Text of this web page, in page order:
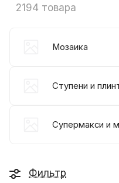
2194 товара
Мозаика
Ступени и
Супермакси и
Фильтр